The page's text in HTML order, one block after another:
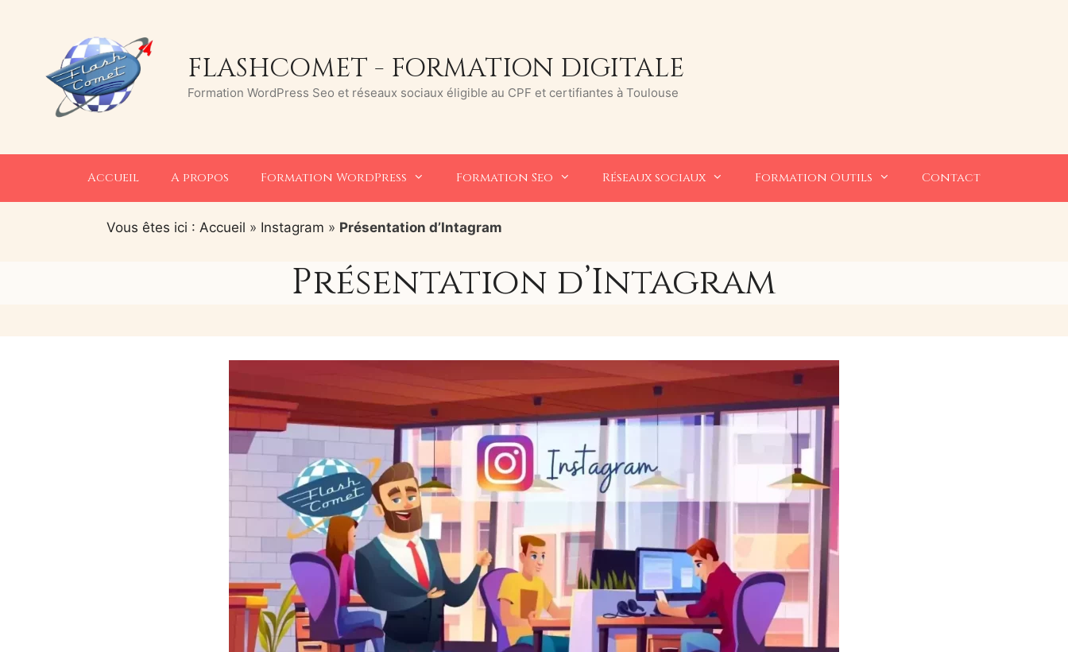
FLASHCOMET - FORMATION DIGITALE
Formation WordPress Seo et réseaux sociaux éligible au CPF et certifiantes à Toulouse
Accueil A propos Formation WordPress Formation Seo Réseaux sociaux Formation Outils Contact
Vous êtes ici : Accueil » Instagram » Présentation d’Intagram
Présentation d’Intagram